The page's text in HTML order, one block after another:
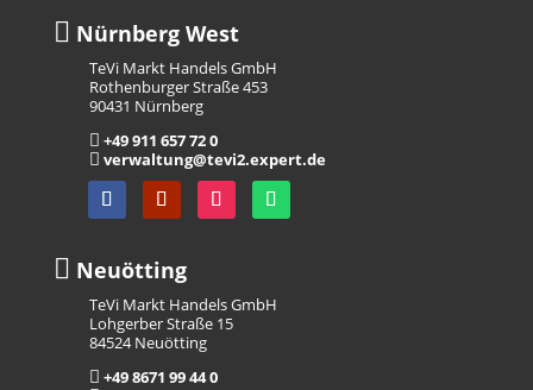
 Nürnberg West
TeVi Markt Handels GmbH
Rothenburger Straße 453
90431 Nürnberg
 +49 911 657 72 0
 verwaltung@tevi2.expert.de
 Neuötting
TeVi Markt Handels GmbH
Lohgerber Straße 15
84524 Neuötting
 +49 8671 99 44 0